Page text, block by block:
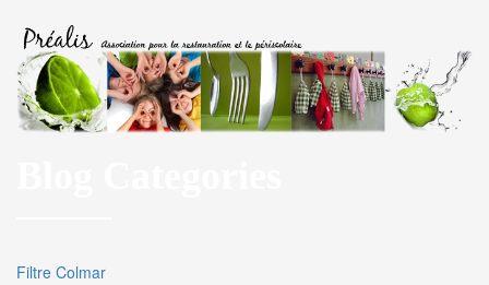
Filtre Colmar